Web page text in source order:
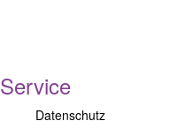
Service
Datenschutz